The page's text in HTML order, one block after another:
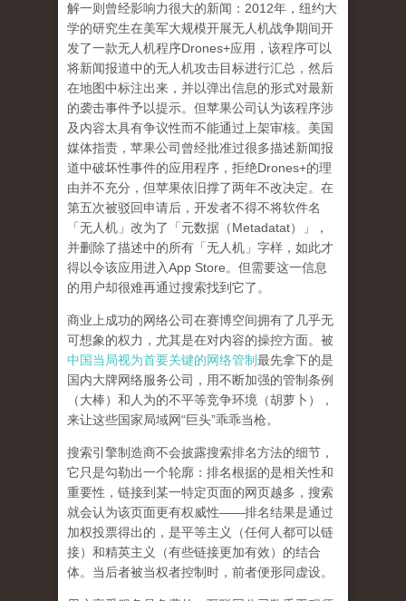
解一则曾经影响力很大的新闻： 2012年，纽约大
学的研究生在美军大规模开展无人机战争期间开
发了一款无人机程序Drones+应用，该程序可以
将新闻报道中的无人机攻击目标进行汇总，然后
在地图中标注出来，并以弹出信息的形式对最新
的袭击事件予以提示。但苹果公司认为该程序涉
及内容太具有争议性而不能通过上架审核。美国
媒体指责，苹果公司曾经批准过很多描述新闻报
道中破坏性事件的应用程序，拒绝Drones+的理
由并不充分，但苹果依旧撑了两年不改决定。在
第五次被驳回申请后，开发者不得不将软件名
「无人机」改为了「元数据（Metadatat）」，
并删除了描述中的所有「无人机」字样，如此才
得以令该应用进入App Store。但需要这一信息
的用户却很难再通过搜索找到它了。
商业上成功的网络公司在赛博空间拥有了几乎无
可想象的权力，尤其是在对内容的操控方面。被
中国当局视为首要关键的网络管制最先拿下的是
国内大牌网络服务公司 ，用不断加强的管制条例
（大棒）和人为的不平等竞争环境（胡萝卜），
来让这些国家局域网“巨头”乖乖当枪。
搜索引擎制造商不会披露搜索排名方法的细节，
它只是勾勒出一个轮廓：排名根据的是相关性和
重要性，链接到某一特定页面的网页越多，搜索
就会认为该页面更有权威性——排名结果是通过
加权投票得出的，是平等主义（任何人都可以链
接）和精英主义（有些链接更加有效）的结合
体。 当后者被当权者控制时，前者便形同虚设。